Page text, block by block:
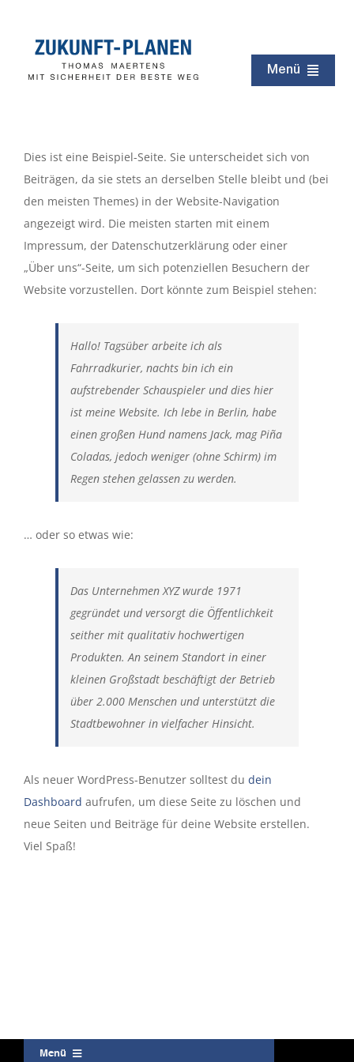
springen
Menü
Testament
Rentenzeit
Dies ist eine Beispiel-Seite. Sie unterscheidet sich von
Beiträgen, da sie stets an derselben Stelle bleibt und (bei
den meisten Themes) in der Website-Navigation
angezeigt wird. Die meisten starten mit einem
Impressum, der Datenschutzerklärung oder einer
„Über uns“-Seite, um sich potenziellen Besuchern der
Website vorzustellen. Dort könnte zum Beispiel stehen:
Hallo! Tagsüber arbeite ich als
Fahrradkurier, nachts bin ich ein
aufstrebender Schauspieler und dies hier
ist meine Website. Ich lebe in Berlin, habe
einen großen Hund namens Jack, mag Piña
Coladas, jedoch weniger (ohne Schirm) im
Regen stehen gelassen zu werden.
… oder so etwas wie:
Das Unternehmen XYZ wurde 1971
gegründet und versorgt die Öffentlichkeit
seither mit qualitativ hochwertigen
Produkten. An seinem Standort in einer
kleinen Großstadt beschäftigt der Betrieb
über 2.000 Menschen und unterstützt die
Stadtbewohner in vielfacher Hinsicht.
Als neuer WordPress-Benutzer solltest du dein
Dashboard aufrufen, um diese Seite zu löschen und
neue Seiten und Beiträge für deine Website erstellen.
Viel Spaß!
Menü